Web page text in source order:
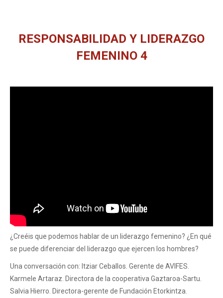
RESPONSABILIDAD Y LIDERAZGO
FEMENINO 4
¿Creéis que podemos hablar de un liderazgo femenino? ¿En qué
se puede diferenciar del liderazgo que ejercen los hombres?
Una conversación con: Itziar Ceballos. Gerente de AVIFES.
Karmele Artaraz. Directora de la cooperativa Gaztaroa-Sartu.
Salvia Hierro. Directora-gerente de Fundación Etorkintza.